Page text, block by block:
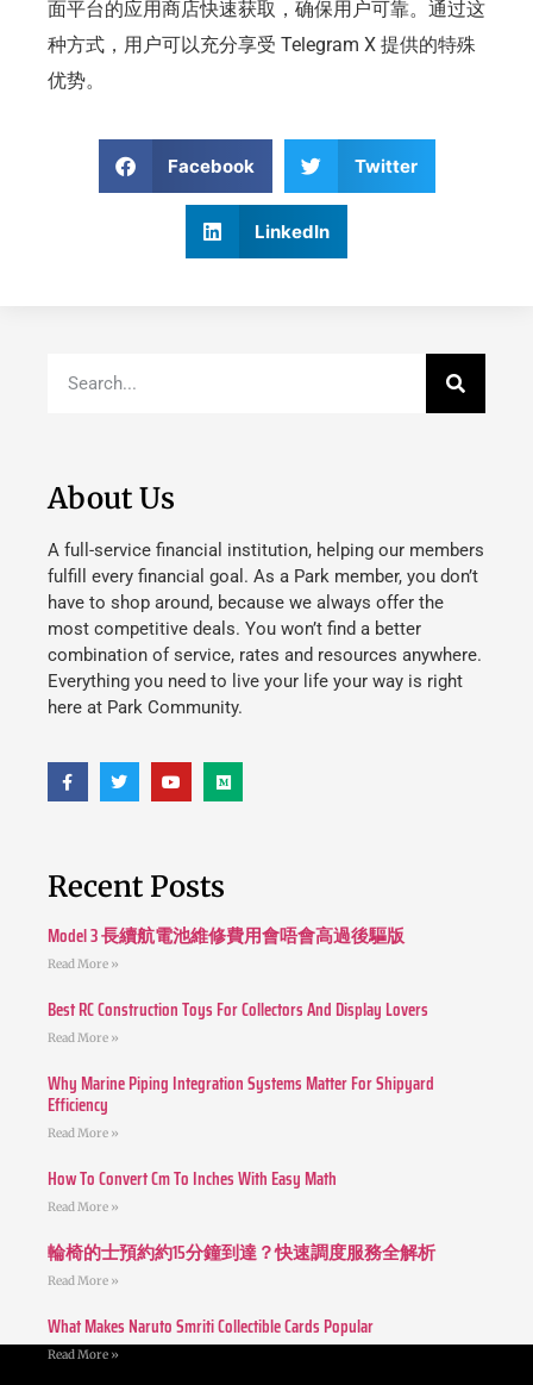
面平台的应用商店快速获取，确保用户可靠。通过这
种方式，用户可以充分享受 Telegram X 提供的特殊
优势。
Facebook Twitter
LinkedIn
About Us
A full-service financial institution, helping our members
fulfill every financial goal. As a Park member, you don’t
have to shop around, because we always offer the
most competitive deals. You won’t find a better
combination of service, rates and resources anywhere.
Everything you need to live your life your way is right
here at Park Community.
Recent Posts
Model 3 長續航電池維修費用會唔會高過後驅版
Read More »
Best RC Construction Toys For Collectors And Display Lovers
Read More »
Why Marine Piping Integration Systems Matter For Shipyard
Efficiency
Read More »
How To Convert Cm To Inches With Easy Math
Read More »
輪椅的士預約約15分鐘到達？快速調度服務全解析
Read More »
What Makes Naruto Smriti Collectible Cards Popular
Read More »